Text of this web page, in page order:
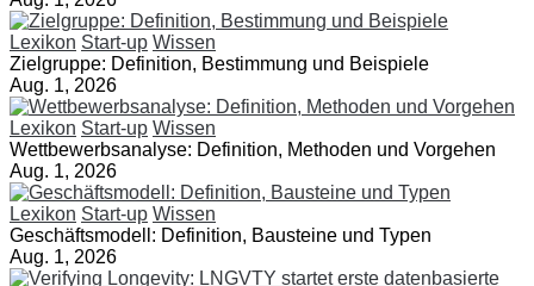
Lexikon Start-up Wissen
Zielgruppe: Definition, Bestimmung und Beispiele
Aug. 1, 2026
Lexikon Start-up Wissen
Wettbewerbsanalyse: Definition, Methoden und Vorgehen
Aug. 1, 2026
Lexikon Start-up Wissen
Geschäftsmodell: Definition, Bausteine und Typen
Aug. 1, 2026